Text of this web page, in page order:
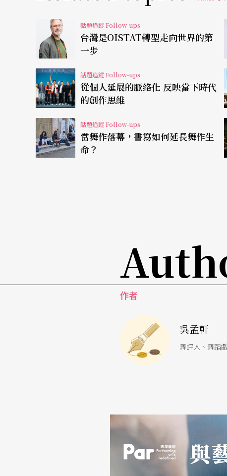
場，更是實踐了林麗珍長年醞釀的「空」與「
《醮》、《花神祭》、《觀》，以緩慢的步行
熟之作，不僅近年來屢獲國際肯定，更讓她於
舞蹈身體如何處在傳統與當代之間？
對三位舞蹈大師來說，「傳統」與「當代」各
間？林麗珍、Pichet Klunchun、Ramli Ibrahim
體與土地的連結，在《醮》、《花神祭》、《
能感受腳底的溫柔與地板的溫度，而在感官打
歷史與過程。對林麗珍來說，「傳統」意味著
然和生命的尊重，從中獲得感動與啟發。
對Pichet Klunchun來說，「傳統」則有不同的
的規範，用以控制知識，以及塑造國家中某一
信，以製造信仰及畏懼感。因此，「傳統」中
比妖魔的結構更寬更矮，此四種結構皆是以身
除了動作上的結構外，另一種結構是思想上的
求不要發問、不要提問、不要懷疑，就是照著
話題追蹤 Follow-ups
台灣是OISTAT轉型走向世界的第
一步
話題追蹤 Follow-ups
從個人延展的脈絡化 反映當下時代
的創作思維
話題追蹤 Follow-ups
當舞作落幕，書寫如何延長舞作生
命？
作者
吳孟軒
舞評人、舞蹈